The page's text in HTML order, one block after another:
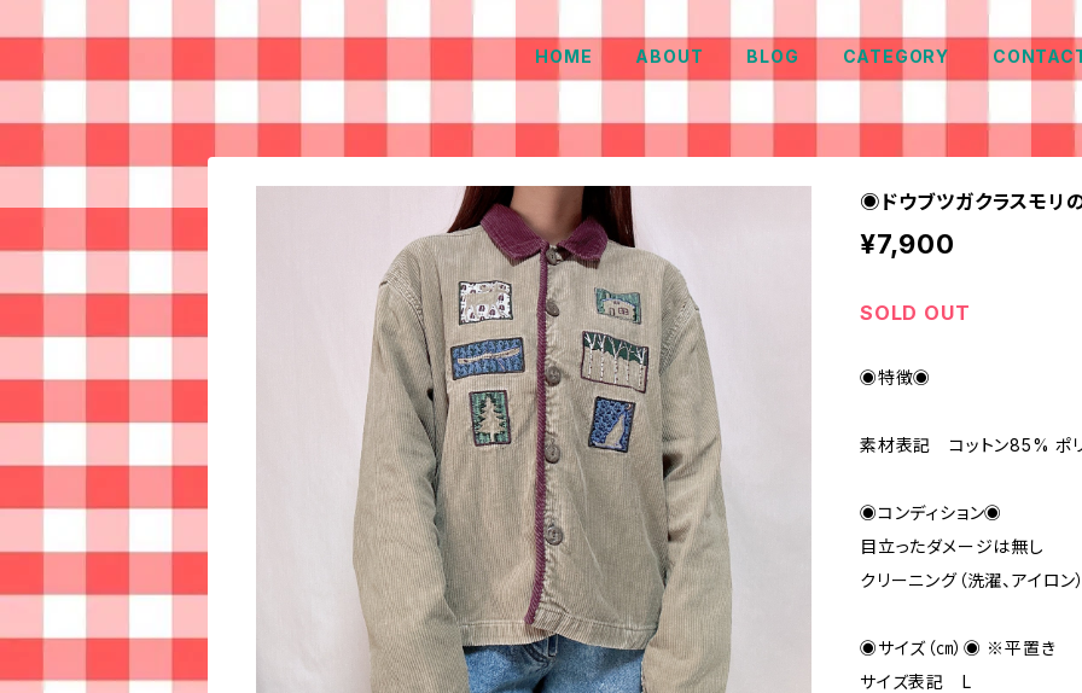
HOME ABOUT BLOG CATEGORY
◉ドウブツガクラスモリ
¥7,900
SOLD OUT
◉特徴◉
素材表記 コットン85% ポ
◉コンディション◉
目立ったダメージは無し
クリーニング（洗濯、アイロン
◉サイズ（㎝）◉ ※平置き
サイズ表記 L